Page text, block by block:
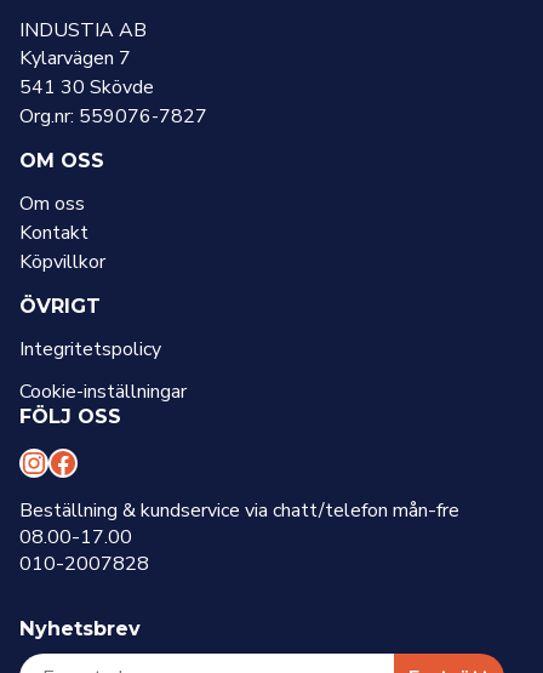
INDUSTIA AB
Kylarvägen 7
541 30 Skövde
Org.nr: 559076-7827
OM OSS
Om oss
Kontakt
Köpvillkor
ÖVRIGT
Integritetspolicy
Cookie-inställningar
FÖLJ OSS
I
n
s
t
a
g
F
a
c
e
b
o
Beställning & kundservice via chatt/telefon mån-fre
08.00-17.00
010-2007828
Nyhetsbrev